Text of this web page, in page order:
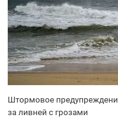
Штормовое
за ливней с грозами